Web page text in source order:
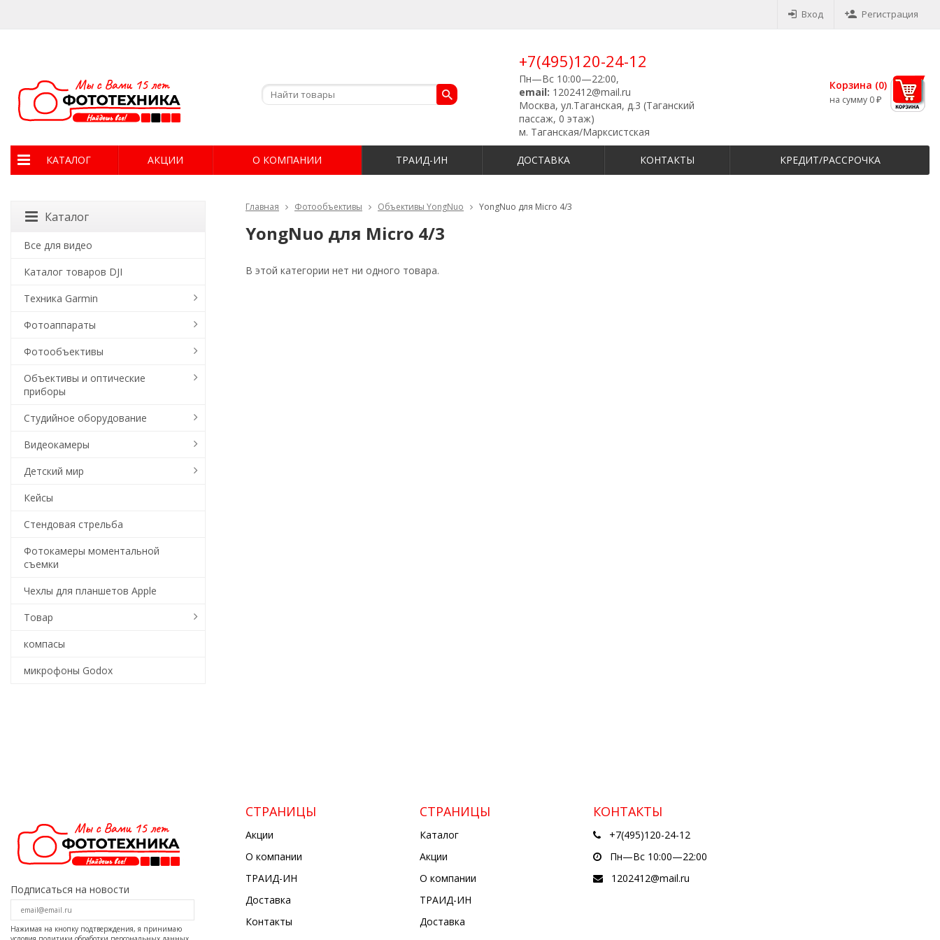
Вход Регистрация
+7(495)120-24-12
Пн—Вс 10:00—22:00,
email: 1202412@mail.ru
Москва, ул.Таганская, д.3 (Таганский
пассаж, 0 этаж)
м. Таганская/Марксистская
Корзина (0)
на сумму 0 ₽
КАТАЛОГ АКЦИИ О КОМПАНИИ ТРАИД-ИН ДОСТАВКА КОНТАКТЫ КРЕДИТ/РАССРОЧКА
Главная Фотообъективы Объективы YongNuo YongNuo для Micro 4/3
YongNuo для Micro 4/3
В этой категории нет ни одного товара.
Каталог
Все для видео
Каталог товаров DJI
Техника Garmin
Фотоаппараты
Фотообъективы
Объективы и оптические
приборы
Студийное оборудование
Видеокамеры
Детский мир
Кейсы
Стендовая стрельба
Фотокамеры моментальной
съемки
Чехлы для планшетов Apple
Товар
компасы
микрофоны Godox
Подписаться на новости
Нажимая на кнопку подтверждения, я принимаю
СТРАНИЦЫ
Акции
О компании
ТРАИД-ИН
Доставка
Контакты
СТРАНИЦЫ
Каталог
Акции
О компании
ТРАИД-ИН
Доставка
КОНТАКТЫ
+7(495)120-24-12
Пн—Вс 10:00—22:00
1202412@mail.ru